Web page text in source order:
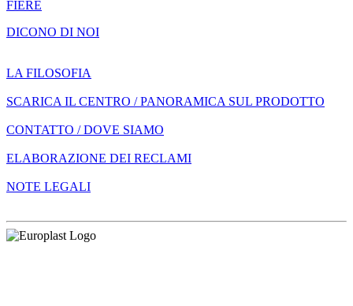
FIERE
DICONO DI NOI
LA FILOSOFIA
SCARICA IL CENTRO / PANORAMICA SUL PRODOTTO
CONTATTO / DOVE SIAMO
ELABORAZIONE DEI RECLAMI
NOTE LEGALI